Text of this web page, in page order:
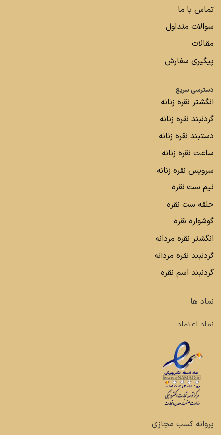
تماس با ما
سوالات متداول
مقالات
پیگیری سفارش
دسترسی سریع
انگشتر نقره زنانه
گردنبند نقره زنانه
دستبند نقره زنانه
ساعت نقره زنانه
سرویس نقره زنانه
نیم ست نقره
حلقه ست نقره
گوشواره نقره
انگشتر نقره مردانه
گردنبند نقره مردانه
گردنبند اسم نقره
نماد ها
نماد اعتماد
پروانه کسب مجازی